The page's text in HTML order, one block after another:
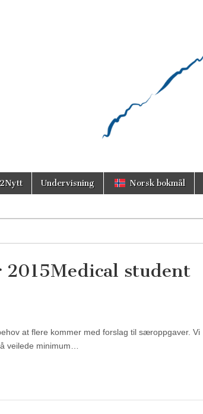
Undervisning Norsk bokmål
2015Medical student
at flere kommer med forslag til særoppgaver. Vi
veilede minimum…